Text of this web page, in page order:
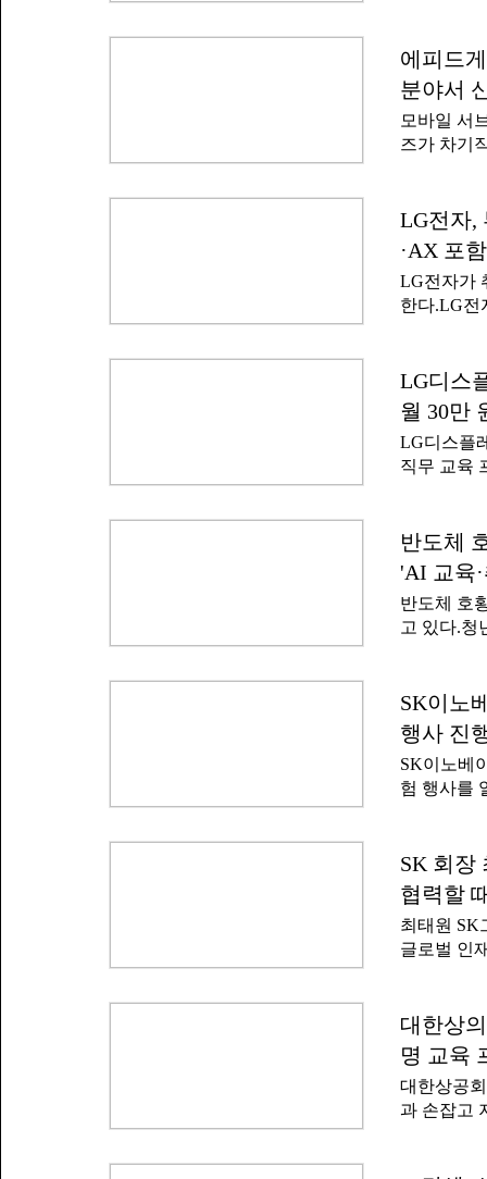
행되며, 이
오는 11월
을 지급한
AI, 컴퓨트
텐츠와 프
립할 목적
전 직원
전환(AX)
쟁력 강화
억 원 규모
전문인력
육성 비전'
에피드
분야서
모바일 서
즈가 차기
과 경력을
수 있다.
쳐 정규직
발사다. 대
거두면서
기도 했다.
영업이익
파티마' 개
LG전자,
·AX 포
LG전자가
한다.LG전
다.이번 프
께 추진하
기업 주도
역량을 강
의 교육 참
리의 개념
용 등 제조
LG디스
월 30만
LG디스플
직무 교육
램은 산업
사업의 일
정을 설계
맞춤형 인
비 청년으
육을 제공
술력과 현
심 교육을
진로 설계
레이 실무
반도체
'AI 교육
반도체 호
고 있다.청
한 새로운
털(KOSIS)
전인 2016
취업 준비
은 64만9
은 여전히
자산 형성
대통령은
주식 시장
리와 소득
SK이노
행사 진
SK이노베
험 행사를
행사에는
이션 구성
참석했다.
를 대관해
자니아 내
백혈병·소
서를 키우
한 SK이
SK 회장
협력할
최태원 SK
글로벌 인
무로 성장
리에서 더
당부했다.
33명을 비
120명이
대한상
명 교육
대한상공
과 손잡고